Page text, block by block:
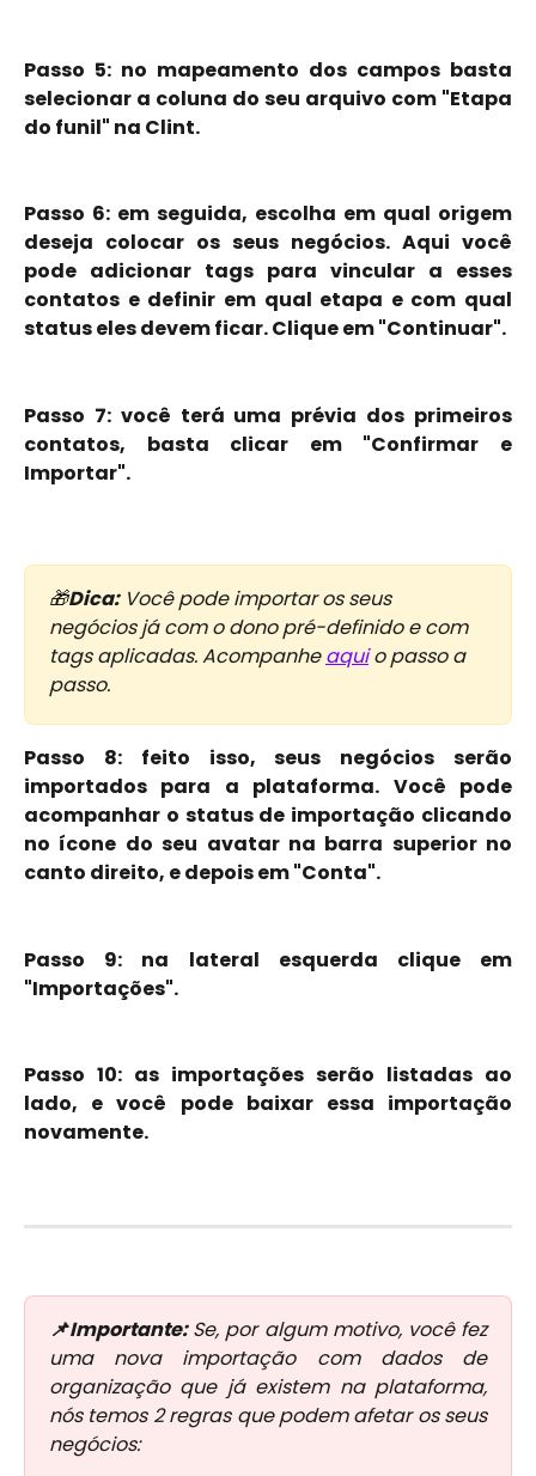
Passo 5: no mapeamento dos campos basta
selecionar a coluna do seu arquivo com "Etapa
do funil" na Clint.
Passo 6: em seguida, escolha em qual origem
deseja colocar os seus negócios. Aqui você
pode adicionar tags para vincular a esses
contatos e definir em qual etapa e com qual
status eles devem ficar. Clique em "Continuar".
Passo 7: você terá uma prévia dos primeiros
contatos, basta clicar em "Confirmar e
Importar".
🎁Dica: Você pode importar os seus
negócios já com o dono pré-definido e com
tags aplicadas. Acompanhe aqui o passo a
passo.
Passo 8: feito isso, seus negócios serão
importados para a plataforma. Você pode
acompanhar o status de importação clicando
no ícone do seu avatar na barra superior no
canto direito, e depois em "Conta".
Passo 9: na lateral esquerda clique em
"Importações".
Passo 10: as importações serão listadas ao
lado, e você pode baixar essa importação
novamente.
📌Importante:Se, por algum motivo, você fez
uma nova importação com dados de
organização que já existem na plataforma,
nós temos 2 regras que podem afetar os seus
negócios: